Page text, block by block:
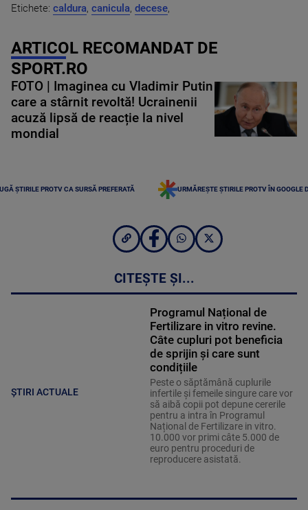
Etichete: caldura, canicula, decese,
ARTICOL RECOMANDAT DE
SPORT.RO
FOTO | Imaginea cu Vladimir Putin
care a stârnit revoltă! Ucrainenii
acuză lipsă de reacție la nivel
mondial
ȘTIRILE PROTV CA SURSĂ PREFERATĂ URMĂREȘTE ȘTIRILE PROTV ÎN GOOGLE
CITEȘTE ȘI...
ȘTIRI ACTUALE
Programul Național de
Fertilizare in vitro revine.
Câte cupluri pot beneficia
de sprijin și care sunt
condițiile
Peste o săptămână cuplurile
infertile și femeile singure care vor
să aibă copii pot depune cererile
pentru a intra în Programul
Național de Fertilizare in vitro.
10.000 vor primi câte 5.000 de
euro pentru proceduri de
reproducere asistată.